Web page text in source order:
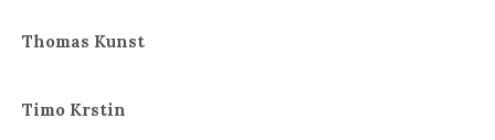
Thomas Kunst
Timo Krstin